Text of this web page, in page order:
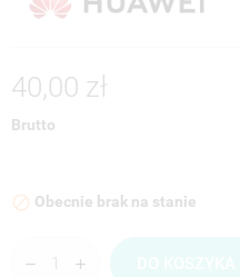
40,00 zł
Brutto
 Obecnie brak na stanie